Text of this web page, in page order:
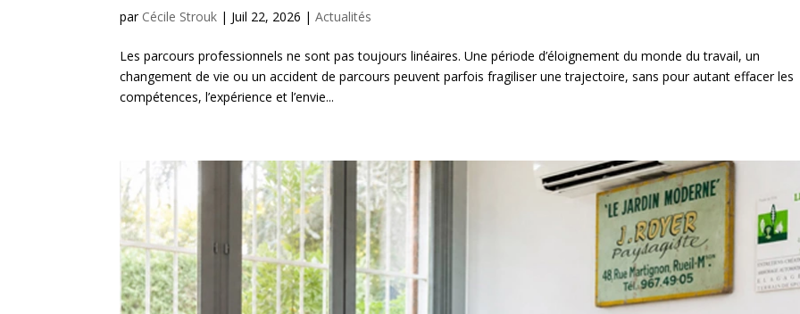
par Cécile Strouk | Juil 22, 2026 |Actualités
Les parcours professionnels ne sont pas toujours linéaires. Une période d’éloignement du monde du travail, un
changement de vie ou un accident de parcours peuvent parfois fragiliser une trajectoire, sans pour autant effacer les
compétences, l’expérience et l’envie...